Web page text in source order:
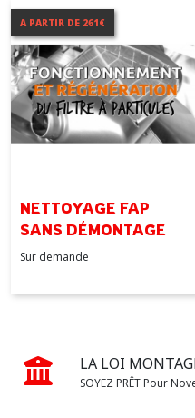
A PARTIR DE 261€
NETTOYAGE FAP
SANS DÉMONTAGE
Sur demande
LA LOI
SOYEZ PRÊT Pour